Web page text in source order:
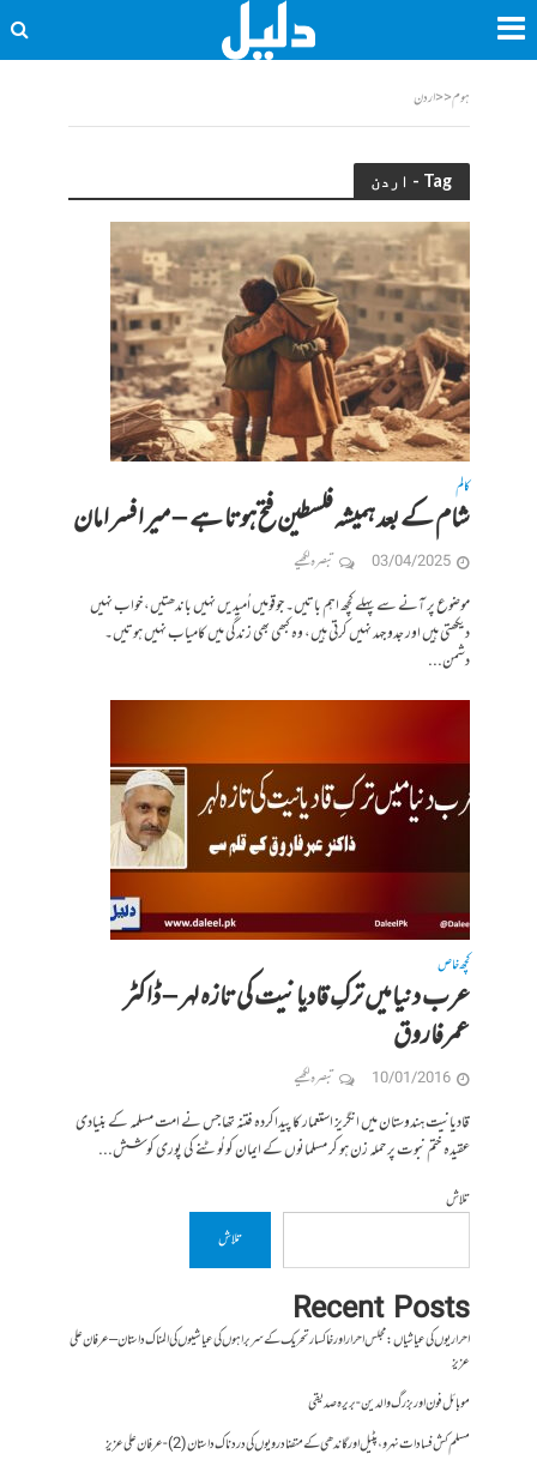
ہوم<<اردن
Tag - اردن
کالم
شام کے بعد ہمیشہ فلسطین فتح ہوتا ہے – میر افسر امان
03/04/2025 تبصرہ لکھیے
موضوع پر آنے سے پہلے کچھ اہم باتیں۔ جوقومیں اُمیدیں نہیں باندھتیں، خواب نہیں
دیکھتی ہیں اور جدو جہد نہیں کرتی ہیں، وہ کبھی بھی زندگی میں کامیاب نہیں ہوتیں۔
دشمن...
کچھ خاص
عرب دنیامیں ترکِ قادیانیت کی تازہ لہر – ڈاکٹر
عمرفاروق
10/01/2016 تبصرہ لکھیے
قادیانیت ہندوستان میں انگریز استعمار کا پیداکردہ فتنہ تھا جس نے امت مسلمہ کے بنیادی
عقیدہ ختم نبوت پر حملہ زن ہو کر مسلمانوں کے ایمان کو لُوٹنے کی پوری کوشش...
تلاش
تلاش
Recent Posts
احراریوں کی عیاشیاں : مجلس احرار اور خاکسار تحریک کے سربراہوں کی عیاشیوں کی المناک داستان – عرفان علی
عزیز
موبائل فون اور بزرگ والدین- بریرہ صدیقی
مسلم کش فسادات نہرو، پٹیل اور گاندھی کے متضاد رویوں کی درد ناک داستان (2)- عرفان علی عزیز